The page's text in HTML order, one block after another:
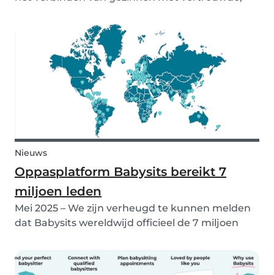
Maar een gezin bestaat niet alleen uit mensen;
ook onze huisdieren horen erbij! Daarom breidt
Babysit...
Nieuws
Oppasplatform Babysits bereikt 7
miljoen leden
Mei 2025 – We zijn verheugd te kunnen melden
dat Babysits wereldwijd officieel de 7 miljoen
een levendige internationale community die